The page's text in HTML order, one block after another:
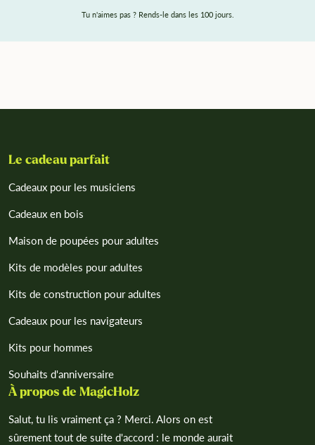
Tu n'aimes pas ? Rends-le dans les 100 jours.
Le cadeau parfait
Cadeaux pour les musiciens
Cadeaux en bois
Maison de poupées pour adultes
Kits de modèles pour adultes
Kits de construction pour adultes
Cadeaux pour les navigateurs
Kits pour hommes
Souhaits d'anniversaire
À propos de MagicHolz
Salut, tu lis vraiment ça ? Merci. Alors on est
sûrement tout de suite d'accord : le monde aurait